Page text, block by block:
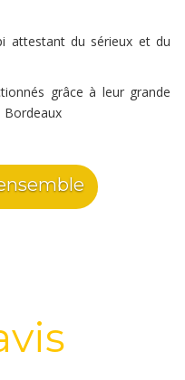
attestant du sérieux et du
grâce à leur grande
Bordeaux